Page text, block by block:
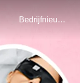
Bedrijfnieuws